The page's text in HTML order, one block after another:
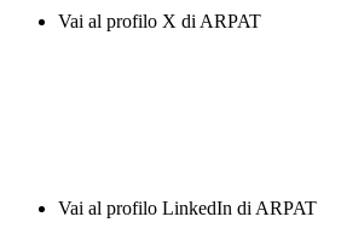
Vai al profilo X di ARPAT
Vai al profilo LinkedIn di ARPAT